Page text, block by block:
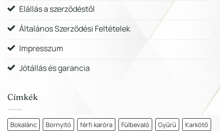
Elállás a szerződéstől
Általános Szerződési Feltételek
Impresszum
Jótállás és garancia
Címkék
Bokalánc Bornyitó férfi karóra Fülbevaló Gyűrű Karkötő